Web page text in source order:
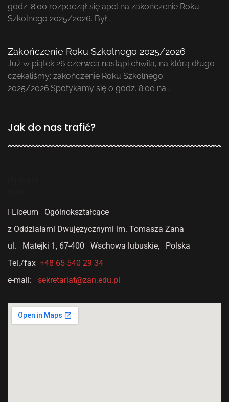
godz. 8:00 rozpoczął się apel na zakończenie Roku
Szkolnego 2025/2026. Był…
Zakończenie Roku Szkolnego 2025/2026
Już w piątek 26 czerwca nastąpi chwila, na którą długo
czekaliśmy: zakończenie Roku Szkolnego
2025/2026.Spotykamy się o godz. 8:00 na…
Jak do nas trafić?
I Liceum Ogólnokształcące
z Oddziałami Dwujęzycznymi im. Tomasza Zana
ul. Matejki 1, 67-400 Wschowa lubuskie, Polska
Tel./fax +48 65 540 29 34
e-mail: sekretariat@zan.edu.pl